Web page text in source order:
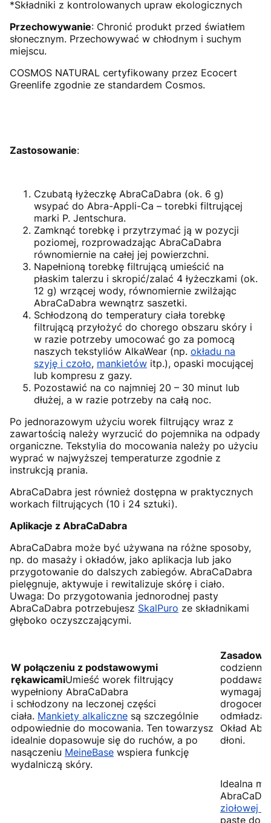
*Składniki z kontrolowanych upraw ekologicznych
Przechowywanie: Chronić produkt przed światłem
słonecznym. Przechowywać w chłodnym i suchym
miejscu.
COSMOS NATURAL certyfikowany przez Ecocert
Greenlife zgodnie ze standardem Cosmos.
Zastosowanie:
Czubatą łyżeczkę AbraCaDabra (ok. 6 g)
wsypać do Abra-Appli-Ca – torebki filtrującej
marki P. Jentschura.
Zamknąć torebkę i przytrzymać ją w pozycji
poziomej, rozprowadzając AbraCaDabra
równomiernie na całej jej powierzchni.
Napełnioną torebkę filtrującą umieścić na
płaskim talerzu i skropić/zalać 4 łyżeczkami (ok.
12 g) wrzącej wody, równomiernie zwilżając
AbraCaDabra wewnątrz saszetki.
Schłodzoną do temperatury ciała torebkę
filtrującą przyłożyć do chorego obszaru skóry i
w razie potrzeby umocować go za pomocą
naszych tekstyliów AlkaWear (np. okładu na
szyję i czoło, mankietów itp.), opaski mocującej
lub kompresu z gazy.
Pozostawić na co najmniej 20 – 30 minut lub
dłużej, a w razie potrzeby na całą noc.
Po jednorazowym użyciu worek filtrujący wraz z
zawartością należy wyrzucić do pojemnika na odpady
organiczne. Tekstylia do mocowania należy po użyciu
wyprać w najwyższej temperaturze zgodnie z
instrukcją prania.
AbraCaDabra jest również dostępna w praktycznych
workach filtrujących (10 i 24 sztuki).
Aplikacje z AbraCaDabra
AbraCaDabra może być używana na różne sposoby,
np. do masaży i okładów, jako aplikacja lub jako
przygotowanie do dalszych zabiegów. AbraCaDabra
pielęgnuje, aktywuje i rewitalizuje skórę i ciało.
Uwaga: Do przygotowania jednorodnej pasty
AbraCaDabra potrzebujesz SkalPuro ze składnikami
głęboko oczyszczającymi.
W połączeniu z podstawowymi
rękawicamiUmieść worek filtrujący
wypełniony AbraCaDabra
i schłodzony na leczonej części
ciała. Mankiety alkaliczne są szczególnie
odpowiednie do mocowania. Ten towarzysz
idealnie dopasowuje się do ruchów, a po
nasączeniu MeineBase wspiera funkcję
wydalniczą skóry.
wymagają
odmładza
Okład
dłoni.
Idealna
ziołowej
pastę do